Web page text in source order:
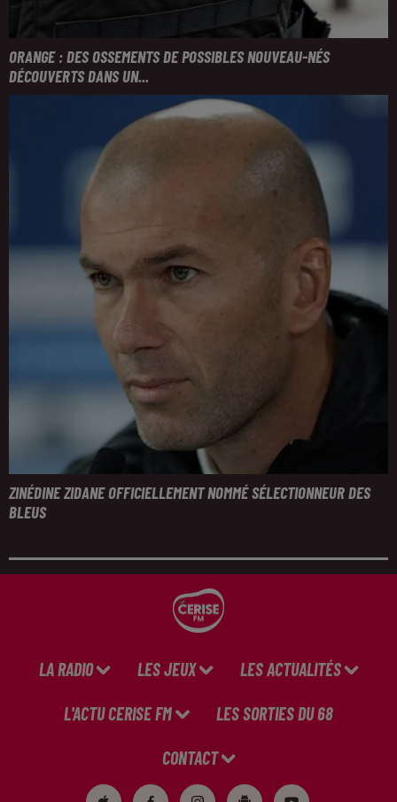
ORANGE : DES OSSEMENTS DE POSSIBLES NOUVEAU-NÉS
DÉCOUVERTS DANS UN...
ZINÉDINE ZIDANE OFFICIELLEMENT NOMMÉ SÉLECTIONNEUR DES
BLEUS
LA RADIO LES JEUX LES ACTUALITÉS
L'ACTU CERISE FM LES SORTIES DU 68
CONTACT